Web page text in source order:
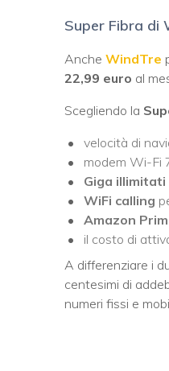
Super Fibra di
Anche WindTre
22,99 euro al
Scegliendo la
velocità di
modem Wi-Fi
Giga
WiFi calling
Amazon
il costo di
A differenziare i
centesimi di
numeri fissi e